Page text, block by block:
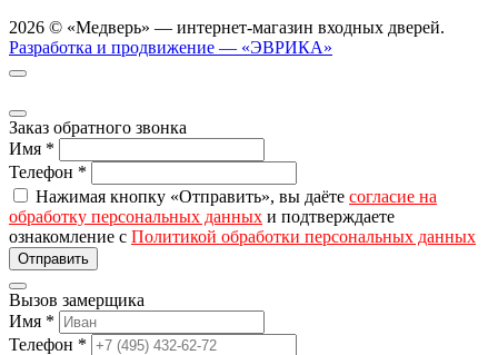
2026 © «Медверь» — интернет-магазин входных дверей.
Разработка и продвижение — «ЭВРИКА»
Заказ обратного звонка
Имя *
Телефон *
Нажимая кнопку «Отправить», вы даёте согласие на
обработку персональных данных и подтверждаете
ознакомление с Политикой обработки персональных данных
Вызов замерщика
Имя *
Телефон *